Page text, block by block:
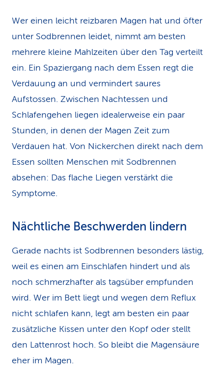
Wer einen leicht reizbaren Magen hat und öfter
unter Sodbrennen leidet, nimmt am besten
mehrere kleine Mahlzeiten über den Tag verteilt
ein. Ein Spaziergang nach dem Essen regt die
Verdauung an und vermindert saures
Aufstossen. Zwischen Nachtessen und
Schlafengehen liegen idealerweise ein paar
Stunden, in denen der Magen Zeit zum
Verdauen hat. Von Nickerchen direkt nach dem
Essen sollten Menschen mit Sodbrennen
absehen: Das flache Liegen verstärkt die
Symptome.
Nächtliche Beschwerden lindern
Gerade nachts ist Sodbrennen besonders lästig,
weil es einen am Einschlafen hindert und als
noch schmerzhafter als tagsüber empfunden
wird. Wer im Bett liegt und wegen dem Reflux
nicht schlafen kann, legt am besten ein paar
zusätzliche Kissen unter den Kopf oder stellt
den Lattenrost hoch. So bleibt die Magensäure
eher im Magen.